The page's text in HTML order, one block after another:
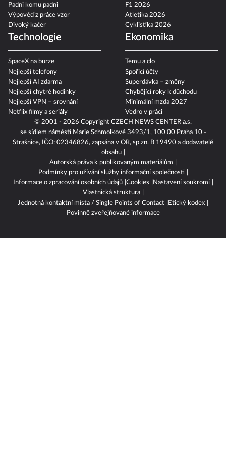
© 2001 - 2026 Copyright CZECH NEWS CENTER a.s.
se sídlem náměstí Marie Schmolkové 3493/1, 100 00 Praha 10 -
Strašnice, IČO: 02346826, zapsána v OR, sp.zn. B 19490 a dodavatelé
obsahu
Autorská práva k publikovaným materiálům
Podmínky pro užívání služby informační společnosti
Informace o zpracování osobních údajů Cookies
Nastavení soukromí
Vlastnická struktura
Jednotná kontaktní místa / Single Points of Contact
Etický kodex
Povinně zveřejňované informace
Padni komu padni
Výpověď z práce vzor
Divoký kačer
F1 2026
Atletika 2026
Cyklistika 2026
Technologie
SpaceX na burze
Nejlepší telefony
Nejlepší AI zdarma
Nejlepší chytré hodinky
Nejlepší VPN – srovnání
Netflix filmy a seriály
Ekonomika
Temu a clo
Spořicí účty
Superdávka – změny
Chybějící roky k důchodu
Minimální mzda 2027
Vedro v práci